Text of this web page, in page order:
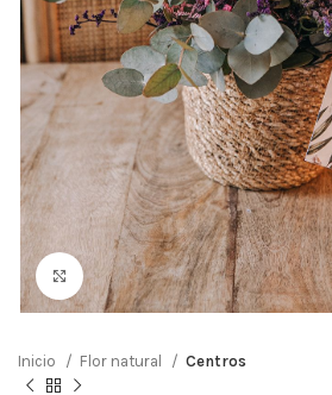
Clic para ampliar
Inicio Flor natural Centros